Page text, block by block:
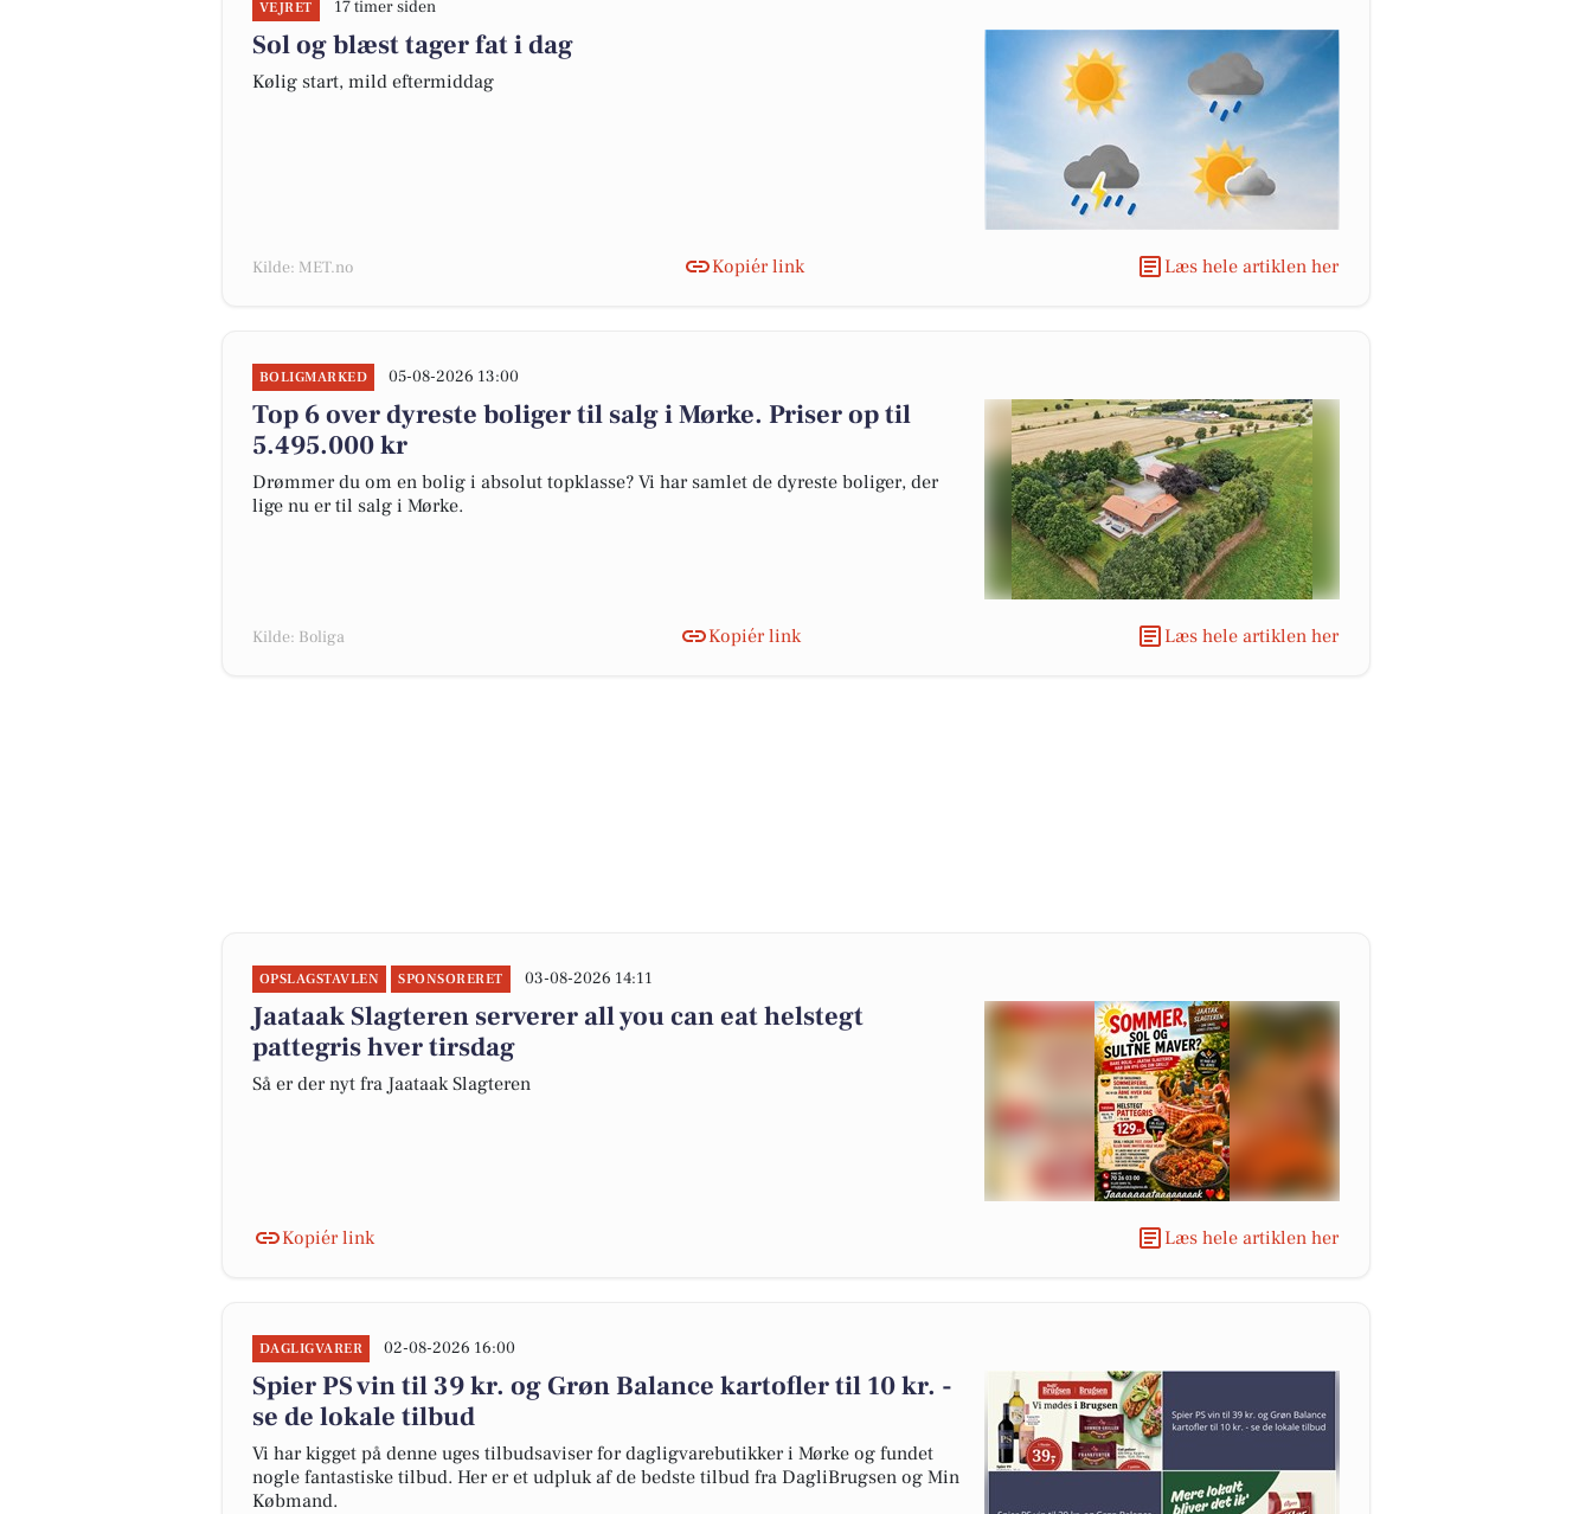
VEJRET 17 timer siden
Sol og blæst tager fat i dag
Kølig start, mild eftermiddag
Kilde: MET.no Kopiér link Læs hele artiklen her
BOLIGMARKED 05-08-2026 13:00
Top 6 over dyreste boliger til salg i Mørke. Priser op til
5.495.000 kr
Drømmer du om en bolig i absolut topklasse? Vi har samlet de dyreste boliger, der
lige nu er til salg i Mørke.
Kilde: Boliga Kopiér link Læs hele artiklen her
OPSLAGSTAVLEN SPONSORERET 03-08-2026 14:11
Jaataak Slagteren serverer all you can eat helstegt
pattegris hver tirsdag
Så er der nyt fra Jaataak Slagteren
Kopiér link Læs hele artiklen her
DAGLIGVARER 02-08-2026 16:00
Spier PS vin til 39 kr. og Grøn Balance kartofler til 10 kr. -
se de lokale tilbud
Vi har kigget på denne uges tilbudsaviser for dagligvarebutikker i Mørke og fundet
nogle fantastiske tilbud. Her er et udpluk af de bedste tilbud fra DagliBrugsen og Min
Købmand.